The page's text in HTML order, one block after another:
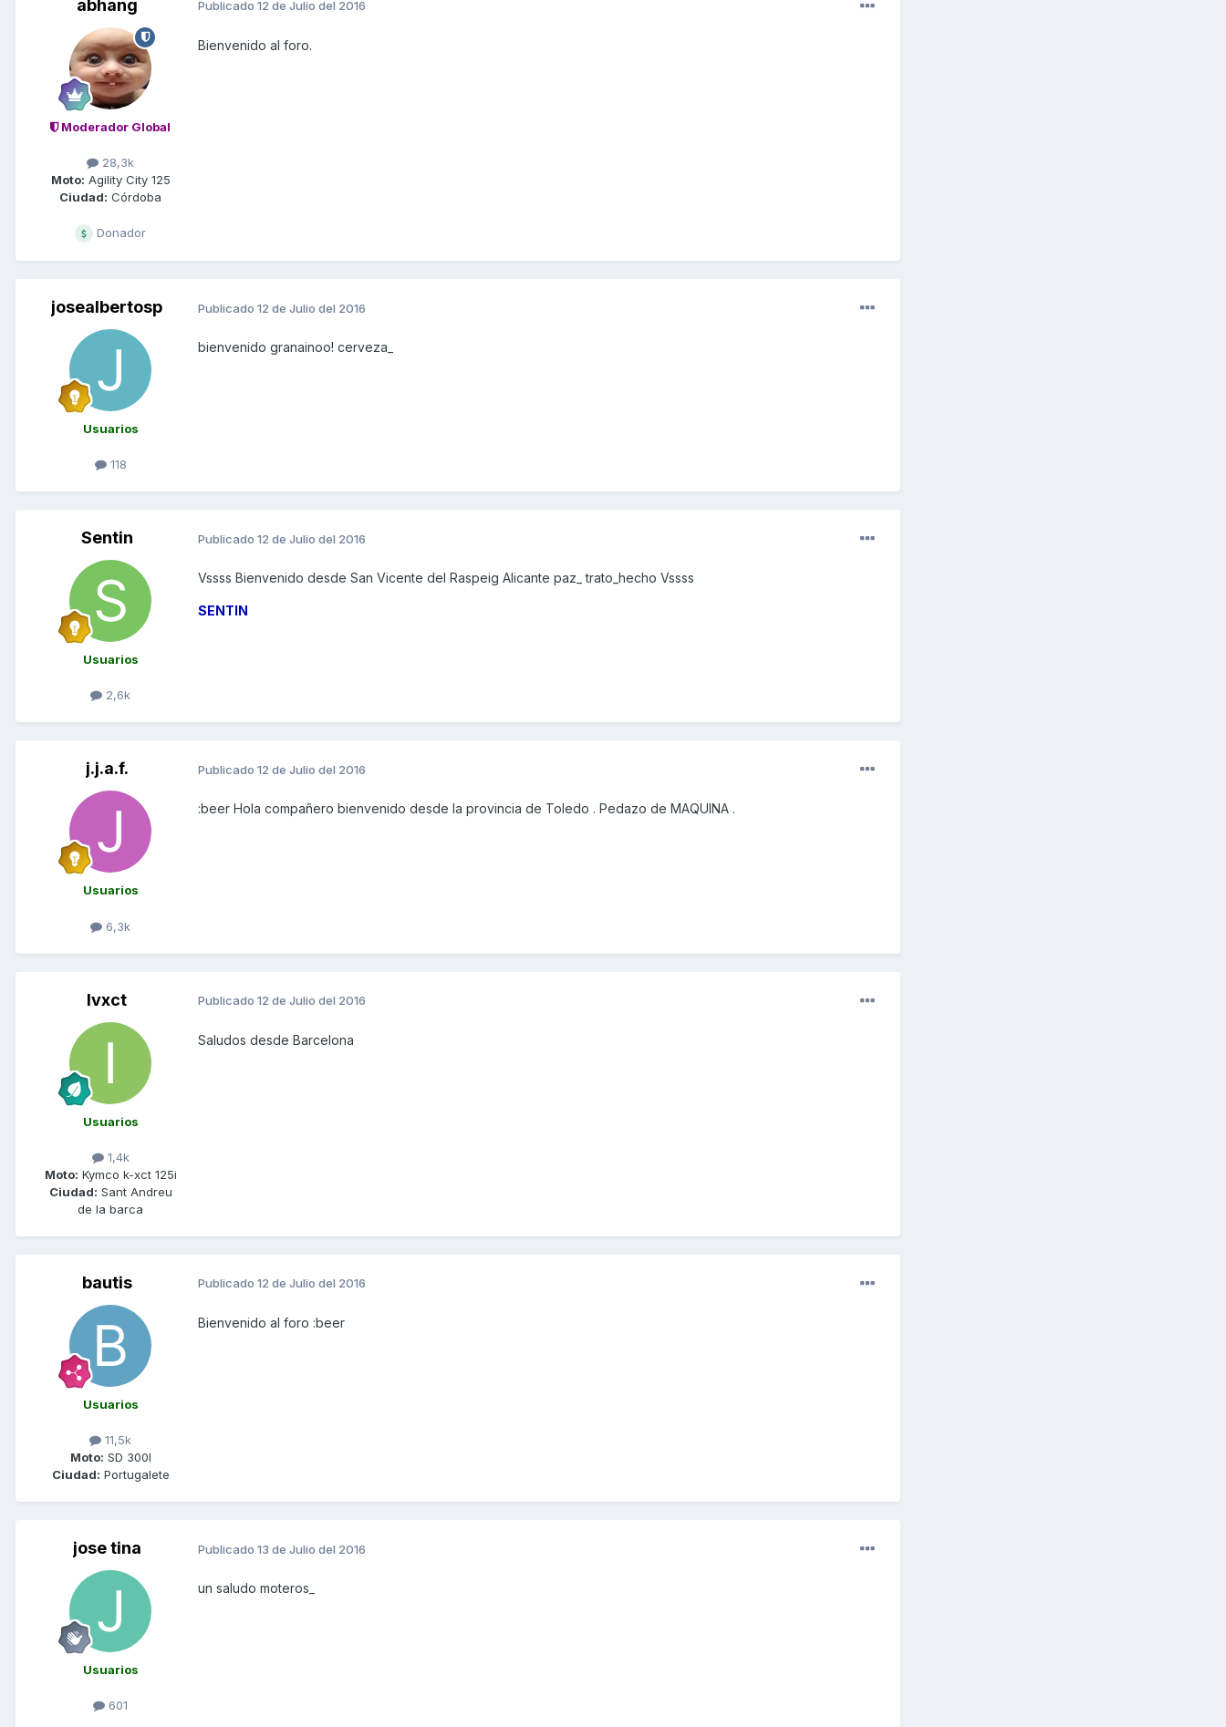
abhang
Moderador Global
28,3k
Moto: Agility City 125
Ciudad: Córdoba
Donador
Publicado 12 de Julio del 2016
Bienvenido al foro.
josealbertosp
Usuarios
118
Publicado 12 de Julio del 2016
bienvenido granainoo! cerveza_
Sentin
Usuarios
2,6k
Publicado 12 de Julio del 2016
Vssss Bienvenido desde San Vicente del Raspeig Alicante paz_ trato_hecho Vssss
SENTIN
j.j.a.f.
Usuarios
6,3k
Publicado 12 de Julio del 2016
:beer Hola compañero bienvenido desde la provincia de Toledo . Pedazo de MAQUINA .
Ivxct
Usuarios
1,4k
Moto: Kymco k-xct 125i
Ciudad: Sant Andreu
de la barca
Publicado 12 de Julio del 2016
Saludos desde Barcelona
bautis
Usuarios
11,5k
Moto: SD 300I
Ciudad: Portugalete
Publicado 12 de Julio del 2016
Bienvenido al foro :beer
jose tina
Usuarios
601
Publicado 13 de Julio del 2016
un saludo moteros_